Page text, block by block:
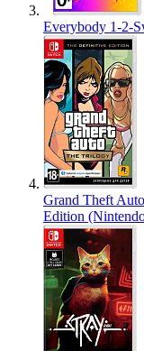
Everybody 1-2-
Grand Theft
Edition